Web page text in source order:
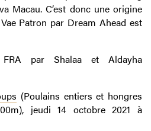
Macau. C’est donc une origine
Patron par Dream Ahead est
par Shalaa et Aldayha
(Poulains entiers et hongres
jeudi 14 octobre 2021 à